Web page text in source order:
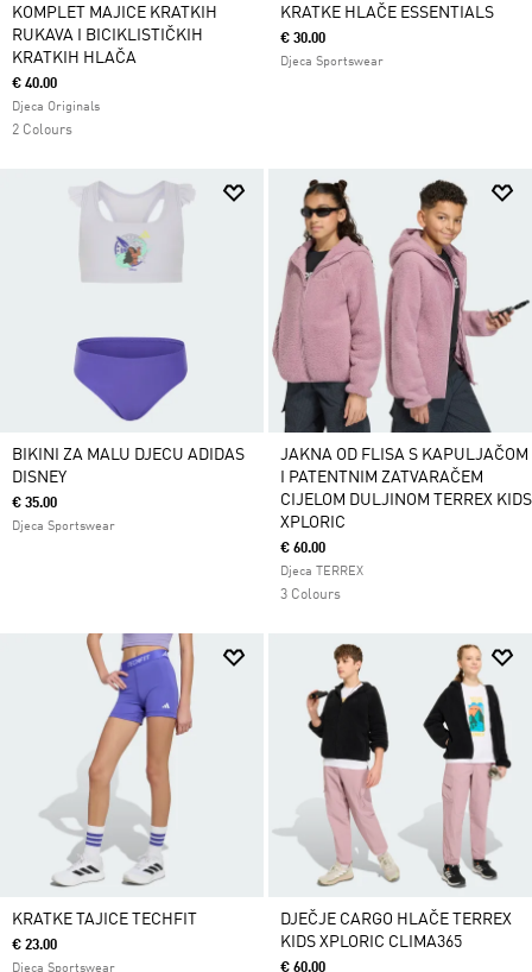
KOMPLET MAJICE KRATKIH
RUKAVA I BICIKLISTIČKIH
KRATKIH HLAČA
€ 40.00
Djeca Originals
2 Colours
KRATKE HLAČE ESSENTIALS
€ 30.00
Djeca Sportswear
BIKINI ZA MALU DJECU ADIDAS
DISNEY
€ 35.00
Djeca Sportswear
JAKNA OD FLISA S KAPULJAČOM
I PATENTNIM ZATVARAČEM
CIJELOM DULJINOM TERREX KIDS
XPLORIC
€ 60.00
Djeca TERREX
3 Colours
KRATKE TAJICE TECHFIT
€ 23.00
Djeca Sportswear
DJEČJE CARGO HLAČE TERREX
KIDS XPLORIC CLIMA365
€ 60.00